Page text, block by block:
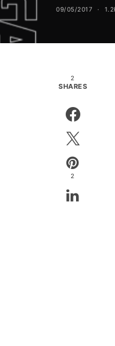
09/05/2017
2
SHARES
2